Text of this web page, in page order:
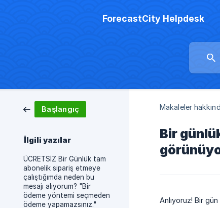
ForecastCity Helpdesk
Başlangıç
İlgili yazılar
ÜCRETSİZ Bir Günlük tam
abonelik sipariş etmeye
çalıştığımda neden bu
mesajı alıyorum? "Bir
ödeme yöntemi seçmeden
ödeme yapamazsınız."
Makaleler
Bir
Anlıyoruz! Bir